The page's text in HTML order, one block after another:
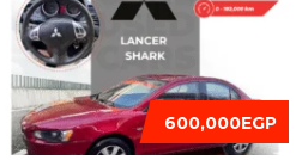
600,000EGP